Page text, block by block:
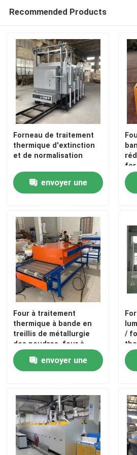
Maison
Produits
Au sujet de nous
Visite d'usine
Contrôle de qualité
Nouvelles
Cas
four à sole de rouleau
Four poussoir
Recommended Products
Forneau de traitement
thermique d'extinction
et de normalisation
envoyer une
fer
Four à traitement
thermique à bande en
treillis de métallurgie
des poudres, four à
bande continu
envoyer une
/